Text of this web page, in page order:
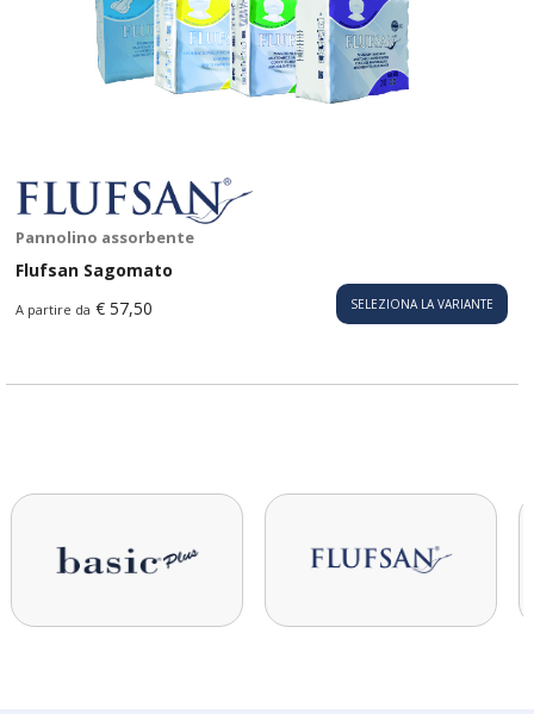
Pannolino assorbente
Flufsan Sagomato
A partire da € 57,50 SELEZIONA LA VARIANTE